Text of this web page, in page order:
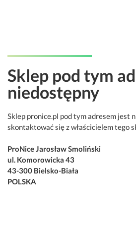
Sklep pod tym
niedostępny
Sklep pronice.pl pod tym adresem jest
skontaktować się z właścicielem tego
ProNice Jarosław Smoliński
ul. Komorowicka 43
43-300 Bielsko-Biała
POLSKA